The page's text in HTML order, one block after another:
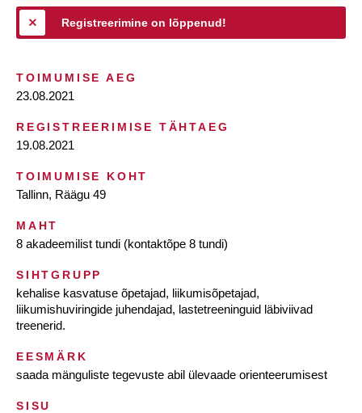
Registreerimine on lõppenud!
TOIMUMISE AEG
23.08.2021
REGISTREERIMISE TÄHTAEG
19.08.2021
TOIMUMISE KOHT
Tallinn, Räägu 49
MAHT
8 akadeemilist tundi (kontaktõpe 8 tundi)
SIHTGRUPP
kehalise kasvatuse õpetajad, liikumisõpetajad,
liikumishuviringide juhendajad, lastetreeninguid läbiviivad
treenerid.
EESMÄRK
saada mänguliste tegevuste abil ülevaade orienteerumisest
SISU